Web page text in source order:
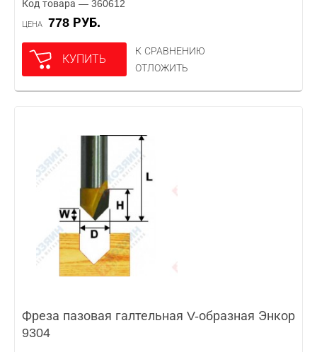
Код товара — 360612
ЦЕНА 778 РУБ.
КУПИТЬ
К СРАВНЕНИЮ
ОТЛОЖИТЬ
Фреза пазовая галтельная V-образная Энкор
9304